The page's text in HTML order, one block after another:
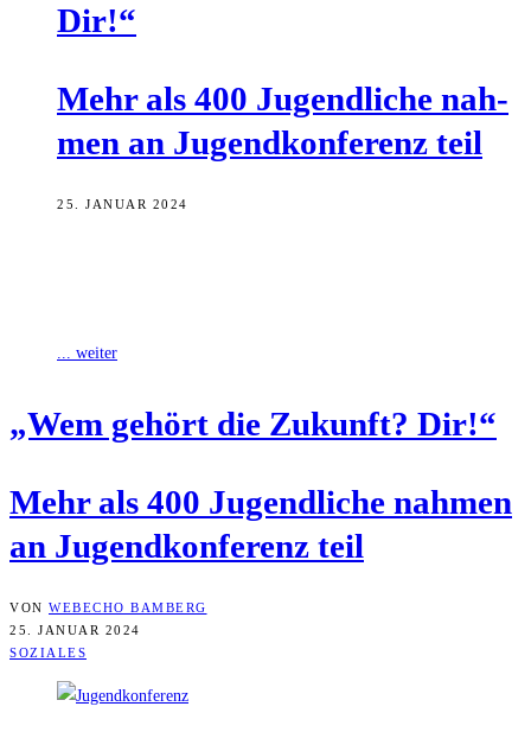
Dir!“
Mehr als 400 Jugend­li­che nah­
men an Jugend­kon­fe­renz teil
25. JANUAR 2024
... weiter
„Wem gehört die Zukunft? Dir!“
Mehr als 400 Jugend­li­che nah­men
an Jugend­kon­fe­renz teil
VON WEBECHO BAMBERG
25. JANUAR 2024
SOZIALES